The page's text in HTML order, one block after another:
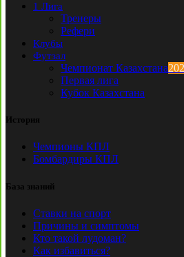
1 Лига
Тренеры
Рефери
Клубы
Футзал
Чемпионат Казахстана
Первая лига
Кубок Казахстана
История
Чемпионы КПЛ
Бомбардиры КПЛ
База знаний
Ставки на спорт
Причины и симптомы
Кто такой лудоман?
Как избавиться?